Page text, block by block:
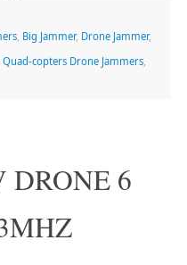
, Big Jammer, Drone Jammer,
Quad-copters Drone Jammers,
DRONE 6